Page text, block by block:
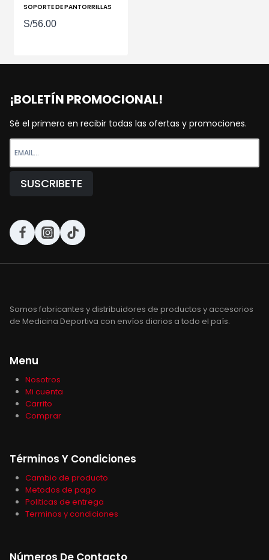
SOPORTE DE PANTORRILLAS
S/56.00
¡BOLETÍN PROMOCIONAL!
Sé el primero en recibir todas las ofertas y promociones.
Somos fabricantes y distribuidores de productos y accesorios
de Medicina Deportiva con envíos diarios a todo el país.
Menu
Nosotros
Mi cuenta
Carrito
Comprar
Términos Y Condiciones
Cambio de producto
Metodos de pago
Politicas de entrega
Terminos y condiciones
Números De Contacto